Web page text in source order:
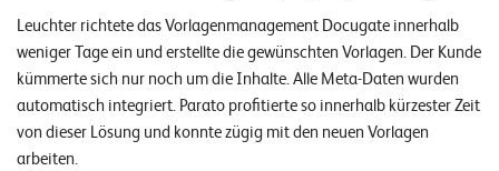
Leuchter richtete das Vorlagenmanagement Docugate innerhalb
weniger Tage ein und erstellte die gewünschten Vorlagen. Der Kunde
kümmerte sich nur noch um die Inhalte. Alle Meta-Daten wurden
automatisch integriert. Parato profitierte so innerhalb kürzester Zeit
von dieser Lösung und konnte zügig mit den neuen Vorlagen
arbeiten.